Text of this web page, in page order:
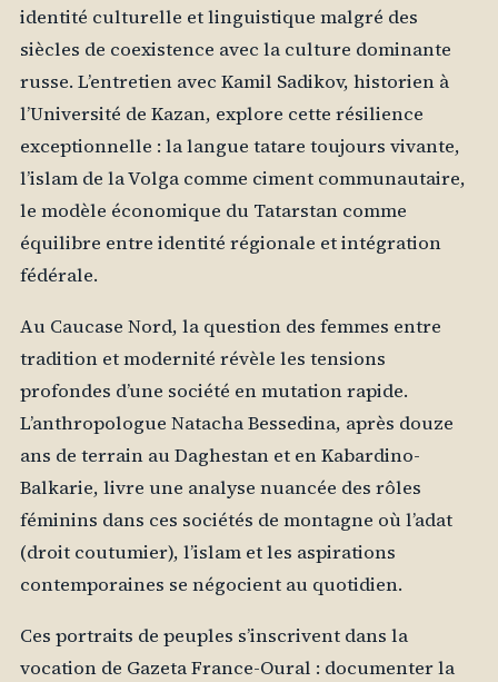
identité culturelle et linguistique malgré des
siècles de coexistence avec la culture dominante
russe. L’entretien avec Kamil Sadikov, historien à
l’Université de Kazan, explore cette résilience
exceptionnelle : la langue tatare toujours vivante,
l’islam de la Volga comme ciment communautaire,
le modèle économique du Tatarstan comme
équilibre entre identité régionale et intégration
fédérale.
Au Caucase Nord, la question des femmes entre
tradition et modernité révèle les tensions
profondes d’une société en mutation rapide.
L’anthropologue Natacha Bessedina, après douze
ans de terrain au Daghestan et en Kabardino-
Balkarie, livre une analyse nuancée des rôles
féminins dans ces sociétés de montagne où l’adat
(droit coutumier), l’islam et les aspirations
contemporaines se négocient au quotidien.
Ces portraits de peuples s’inscrivent dans la
vocation de Gazeta France-Oural : documenter la